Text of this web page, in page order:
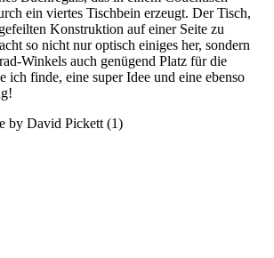
ein viertes Tischbein erzeugt. Der Tisch,
Konstruktion auf einer Seite zu
so nicht nur optisch einiges her, sondern
Winkels auch genügend Platz für die
ich finde, eine super Idee und eine ebenso